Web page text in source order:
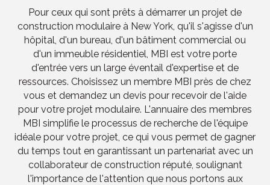
Pour ceux qui sont prêts à démarrer un projet de
construction modulaire à New York, qu'il s'agisse d'un
hôpital, d'un bureau, d'un bâtiment commercial ou
d'un immeuble résidentiel, MBI est votre porte
d'entrée vers un large éventail d'expertise et de
ressources. Choisissez un membre MBI près de chez
vous et demandez un devis pour recevoir de l'aide
pour votre projet modulaire. L'annuaire des membres
MBI simplifie le processus de recherche de l'équipe
idéale pour votre projet, ce qui vous permet de gagner
du temps tout en garantissant un partenariat avec un
collaborateur de construction réputé, soulignant
l'importance de l'attention que nous portons aux